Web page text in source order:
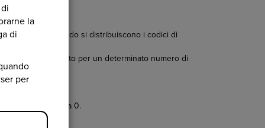
esempio, quando si distribuiscono i codici di
essere utilizzato per un determinato numero di
essere inferiore a 0.
la
di
per